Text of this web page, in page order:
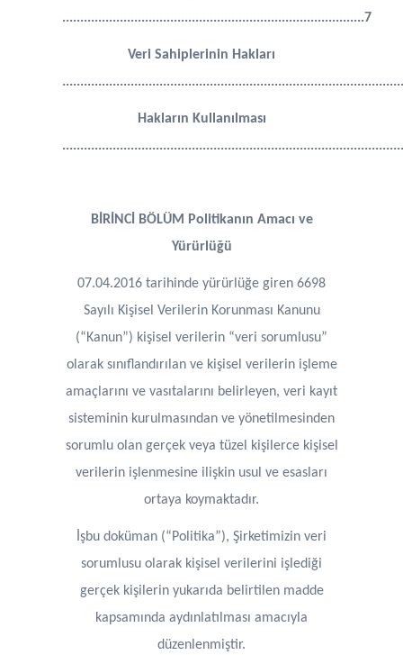
....................................................................................7
Veri Sahiplerinin Hakları
Hakların Kullanılması
BİRİNCİ BÖLÜM Politikanın Amacı ve
Yürürlüğü
07.04.2016 tarihinde yürürlüğe giren 6698
Sayılı Kişisel Verilerin Korunması Kanunu
(“Kanun”) kişisel verilerin “veri sorumlusu”
olarak sınıflandırılan ve kişisel verilerin işleme
amaçlarını ve vasıtalarını belirleyen, veri kayıt
sisteminin kurulmasından ve yönetilmesinden
sorumlu olan gerçek veya tüzel kişilerce kişisel
verilerin işlenmesine ilişkin usul ve esasları
ortaya koymaktadır.
İşbu doküman (“Politika”), Şirketimizin veri
sorumlusu olarak kişisel verilerini işlediği
gerçek kişilerin yukarıda belirtilen madde
kapsamında aydınlatılması amacıyla
düzenlenmiştir.